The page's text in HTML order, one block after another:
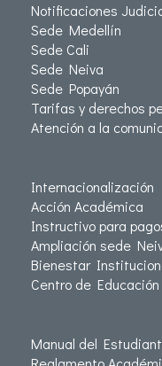
Notificaciones
Sede Medellín
Sede Cali
Sede Neiva
Sede Popayán
Tarifas y derechos
Atención a la
Internacionalización
Acción Académica
Instructivo para
Ampliación sede
Bienestar
Centro de
Manual del